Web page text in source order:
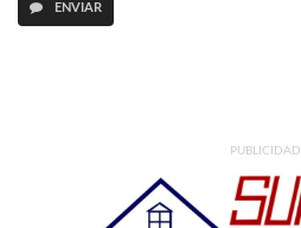
ENVIAR
PUBLICIDAD